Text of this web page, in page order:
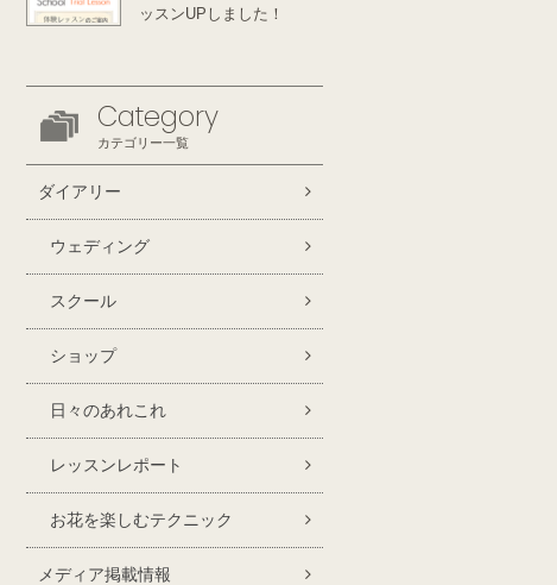
ッスンUPしました！
Category
カテゴリー一覧
ダイアリー
ウェディング
スクール
ショップ
日々のあれこれ
レッスンレポート
お花を楽しむテクニック
メディア掲載情報